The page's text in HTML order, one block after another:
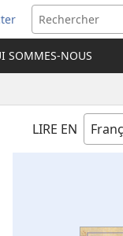
SOMMES-NOUS
LIRE EN